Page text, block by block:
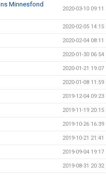
Minnesfond
2020-03-10 09:11
2020-02-05 14:15
2020-02-04 08:11
2020-01-30 06:54
2020-01-21 19:07
2020-01-08 11:59
2019-12-04 09:23
2019-11-19 20:15
2019-10-26 16:39
2019-10-21 21:41
2019-09-04 19:17
2019-08-31 20:32